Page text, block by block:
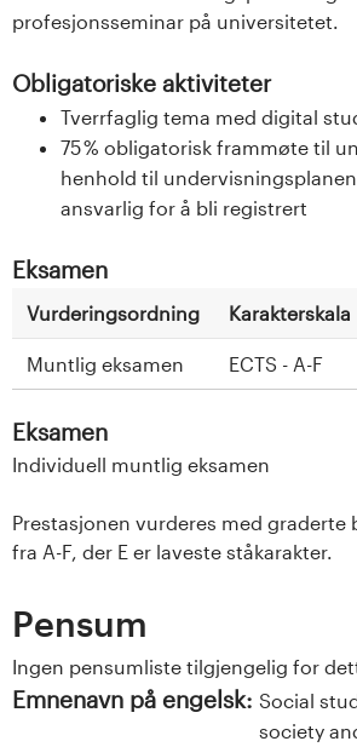
profesjonsseminar på universitetet.
Obligatoriske aktiviteter
Tverrfaglig tema med digital
75 % obligatorisk frammøte til
henhold til
ansvarlig for å bli registrert
Eksamen
Vurderingsordning Karakterskala
Muntlig eksamen ECTS - A-F
Eksamen
Individuell muntlig eksamen
Prestasjonen vurderes med graderte
fra A-F, der E er laveste ståkarakter.
Pensum
Ingen pensumliste tilgjengelig for
Emnenavn på engelsk: Social
society